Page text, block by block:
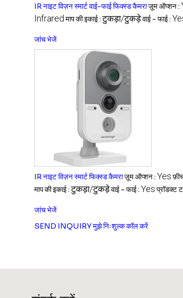
IR नाइट विज़न स्मार्ट वाई-फाई फिक्स्ड कैमराज़ूम ऑप्शन :
Infrared माप की इकाई :टुकड़ा/टुकड़ेवाई - फाई :
जांच भेजें
IR नाइट विज़न स्मार्ट फिक्स्ड कैमराज़ूम ऑप्शन :Yes
माप की इकाई :टुकड़ा/टुकड़ेवाई - फाई :Yes प्रॉडक्ट
जांच भेजें
SEND INQUIRYमुझे निःशुल्क कॉल करें